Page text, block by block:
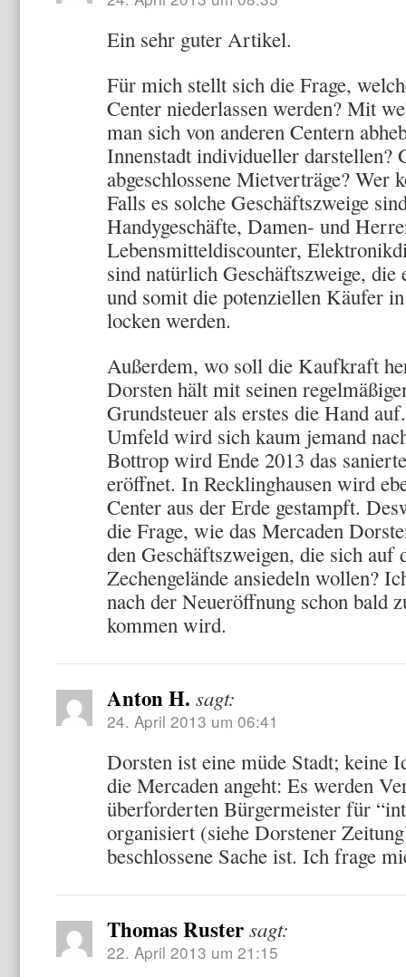
Ein sehr guter Artikel.
Für mich stellt sich die Frage,
Center niederlassen werden? Mit
man sich von anderen Centern
Innenstadt individueller darstellen?
abgeschlossene Mietverträge? Wer
Falls es solche Geschäftszweige
Handygeschäfte, Damen- und
Lebensmitteldiscounter,
sind natürlich Geschäftszweige,
und somit die potenziellen Käufer
locken werden.
Außerdem, wo soll die Kaufkraft
Dorsten hält mit seinen
Grundsteuer als erstes die Hand
Umfeld wird sich kaum jemand
Bottrop wird Ende 2013 das
eröffnet. In Recklinghausen wird
Center aus der Erde gestampft.
die Frage, wie das Mercaden
den Geschäftszweigen, die sich auf
Zechengelände ansiedeln wollen?
nach der Neueröffnung schon bald
kommen wird.
Anton H. sagt:
24. April 2013 um 06:41
Dorsten ist eine müde Stadt; keine
die Mercaden angeht: Es werden
überforderten Bürgermeister für
organisiert (siehe Dorstener
beschlossene Sache ist. Ich frage
Thomas Ruster sagt:
22. April 2013 um 21:15